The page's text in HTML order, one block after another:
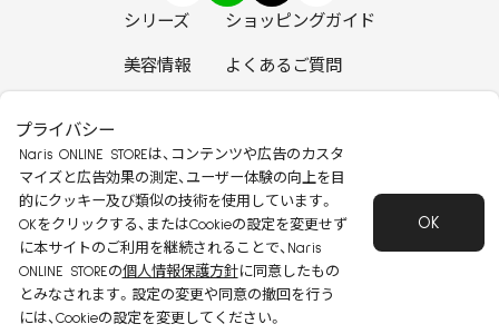
シリーズ ショッピングガイド
美容情報 よくあるご質問
安心して安全にご使用いただくために
特定商取引法に基づく表記
会社概要
個人情報保護方針
会員規約
Copyright 2022 Naris Cosmetics CO.,Ltd
プライバシー
Naris ONLINE STOREは、コンテンツや広告のカスタ
マイズと広告効果の測定、ユーザー体験の向上を目
的にクッキー及び類似の技術を使用しています。
OKをクリックする、またはCookieの設定を変更せず
に本サイトのご利用を継続されることで、Naris
ONLINE STOREの個人情報保護方針に同意したもの
とみなされます。設定の変更や同意の撤回を行う
には、Cookieの設定を変更してください。
OK